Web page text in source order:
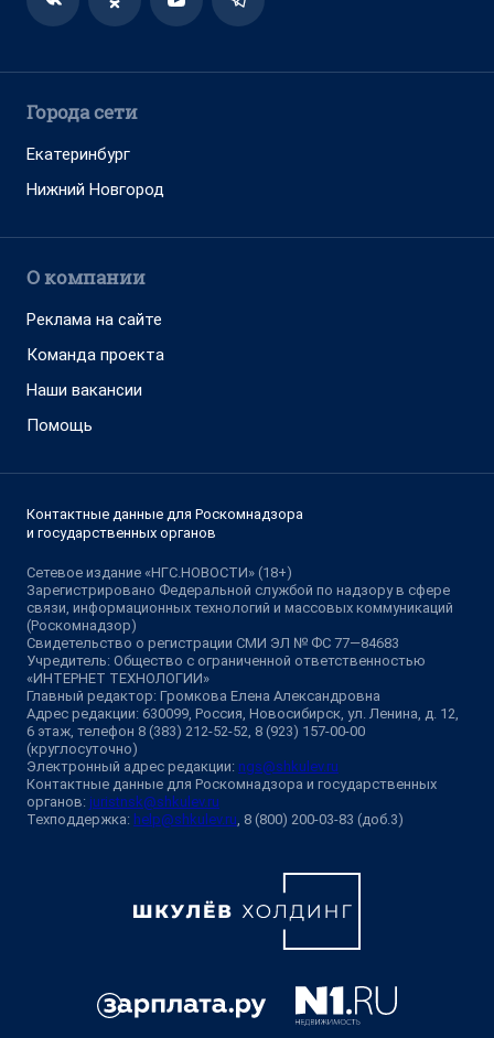
Города сети
Екатеринбург
Нижний Новгород
О компании
Реклама на сайте
Команда проекта
Наши вакансии
Помощь
Контактные данные для Роскомнадзора
и государственных органов
Сетевое издание «НГС.НОВОСТИ» (18+)
Зарегистрировано Федеральной службой по надзору в сфере
связи, информационных технологий и массовых коммуникаций
(Роскомнадзор)
Свидетельство о регистрации СМИ ЭЛ № ФС 77—84683
Учредитель: Общество с ограниченной ответственностью
«ИНТЕРНЕТ ТЕХНОЛОГИИ»
Главный редактор: Громкова Елена Александровна
Адрес редакции: 630099, Россия, Новосибирск, ул. Ленина, д. 12,
6 этаж, телефон 8 (383) 212-52-52, 8 (923) 157-00-00
(круглосуточно)
Электронный адрес редакции: ngs@shkulev.ru
Контактные данные для Роскомнадзора и государственных
органов: juristnsk@shkulev.ru
Техподдержка: help@shkulev.ru, 8 (800) 200-03-83 (доб.3)